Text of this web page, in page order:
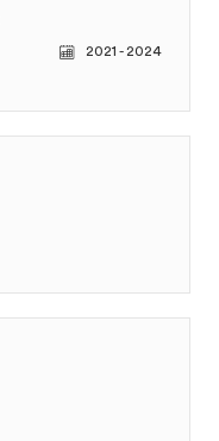
2021 - 2024